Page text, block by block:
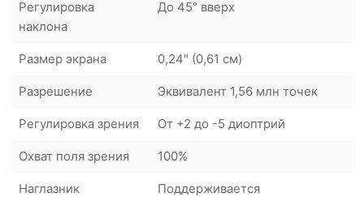
Регулировка
наклона
До 45° вверх
Размер экрана 0,24" (0,61 см)
Разрешение Эквивалент 1,56 млн точек
Регулировка зрения От +2 до -5 диоптрий
Охват поля зрения 100%
Наглазник Поддерживается